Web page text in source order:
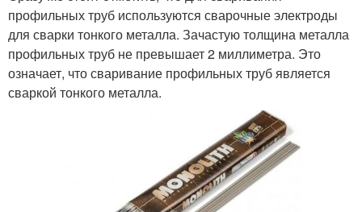
профильных труб используются сварочные электроды
для сварки тонкого металла. Зачастую толщина металла
профильных труб не превышает 2 миллиметра. Это
означает, что сваривание профильных труб является
сваркой тонкого металла.